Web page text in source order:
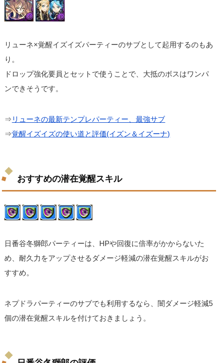
リューネ×覚醒イズイズパーティーのサブとして起用するのもあ
り。
ドロップ強化要員とセットで使うことで、大抵のボスはワンパ
ンできそうです。
⇒ リューネの最新テンプレパーティー、最強サブ
⇒覚醒イズイズの使い道と評価(イズン＆イズーナ)
おすすめの潜在覚醒スキル
日番谷冬獅郎パーティーは、HPや回復に倍率がかからないた
め、耐久力をアップさせるダメージ軽減の潜在覚醒スキルがお
すすめ。
ネプドラパーティーのサブでも利用するなら、闇ダメージ軽減5
個の潜在覚醒スキルを付けておきましょう。